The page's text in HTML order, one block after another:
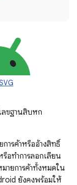
ลขฐานสิบหก
ารค้าหรืออ้างสิทธิ์
อทำการลอกเลียน
ายการค้าทั้งหมดใน
ยังคงพร้อมให้